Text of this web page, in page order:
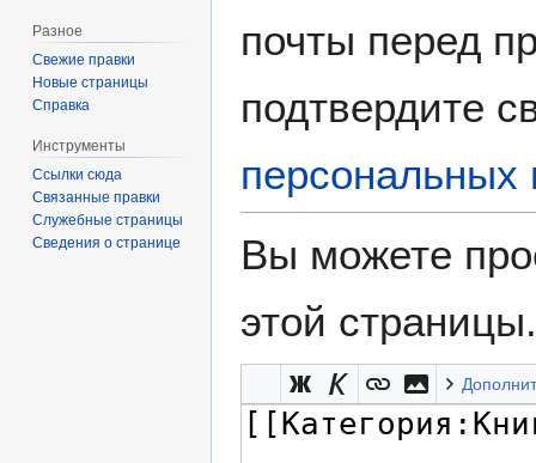
почты перед
подтвердите
персональных
Вы можете
этой страницы.
Разное
Свежие правки
Новые страницы
Справка
Инструменты
Ссылки сюда
Связанные правки
Служебные страницы
Сведения о странице